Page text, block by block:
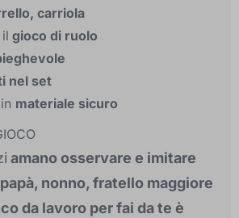
carriola
gioco di ruolo
nel set
materiale sicuro
amano osservare e imitare
nonno, fratello maggiore
da lavoro per fai da te è